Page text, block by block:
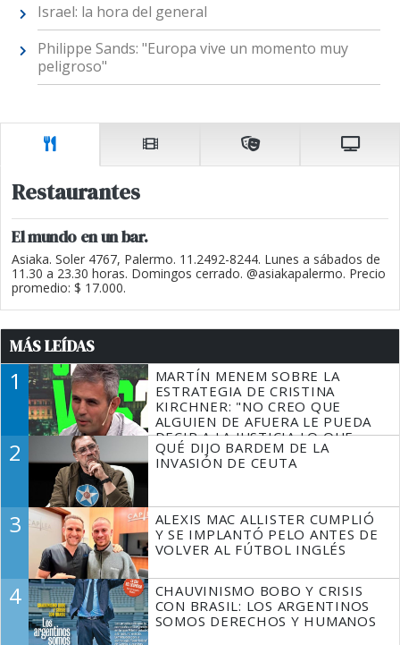
Israel: la hora del general
Philippe Sands: "Europa vive un momento muy
peligroso"
Restaurantes
El mundo en un bar.
Asiaka. Soler 4767, Palermo. 11.2492-8244. Lunes a sábados de
11.30 a 23.30 horas. Domingos cerrado. @asiakapalermo. Precio
promedio: $ 17.000.
MÁS LEÍDAS
1
MARTÍN MENEM SOBRE LA
ESTRATEGIA DE CRISTINA
KIRCHNER: "NO CREO QUE
ALGUIEN DE AFUERA LE PUEDA
DECIR A LA JUSTICIA LO QUE
TIENE QUE HACER"
2
QUÉ DIJO BARDEM DE LA
INVASIÓN DE CEUTA
3
ALEXIS MAC ALLISTER CUMPLIÓ
Y SE IMPLANTÓ PELO ANTES DE
VOLVER AL FÚTBOL INGLÉS
4
CHAUVINISMO BOBO Y CRISIS
CON BRASIL: LOS ARGENTINOS
SOMOS DERECHOS Y HUMANOS